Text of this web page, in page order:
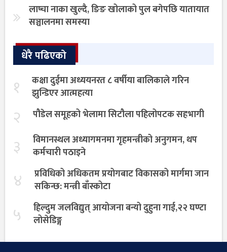
लाप्चा नाका खुल्दै, ङिङ खोलाको पुल बगेपछि यातायात
सञ्चालनमा समस्या
धेरै पढिएको
१
कक्षा दुईमा अध्ययनरत ८ वर्षीया बालिकाले गरिन
झुन्डिएर आत्महत्या
२ पौडेल समूहको भेलामा सिटौला पहिलोपटक सहभागी
३
विमानस्थल अध्यागमनमा गृहमन्त्रीको अनुगमन, थप
कर्मचारी पठाइने
४
प्रविधिको अधिकतम प्रयोगबाट विकासको मार्गमा जान
सकिन्छ: मन्त्री बाँस्कोटा
५
हिल्दुम जलविद्युत् आयोजना बन्यो दुहुना गाई,२२ घण्टा
लोसेडिङ्ग